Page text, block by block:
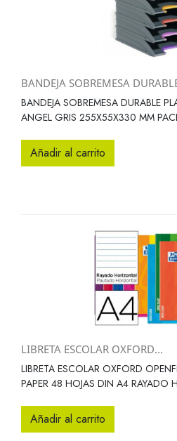
BANDEJA SOBREMESA
BANDEJA SOBREMESA DURABLE
ANGEL GRIS 255X55X330 MM
Añadir al carrito
LIBRETA ESCOLAR OXFORD...
LIBRETA ESCOLAR OXFORD
PAPER 48 HOJAS DIN A4 RAYADO
Añadir al carrito